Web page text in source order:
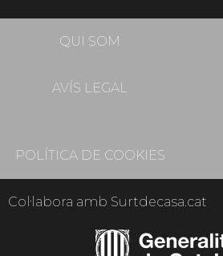
QUI SOM
AVÍS LEGAL
POLÍTICA DE COOKIES
Col·labora amb Surtdecasa.cat